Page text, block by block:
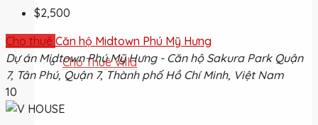
Cho Thuê Villa
$2,500
Cho thuê Căn hộ Midtown Phú Mỹ Hưng
Dự án Midtown Phú Mỹ Hưng - Căn hộ Sakura Park Quận
7, Tân Phú, Quận 7, Thành phố Hồ Chí Minh, Việt Nam
10